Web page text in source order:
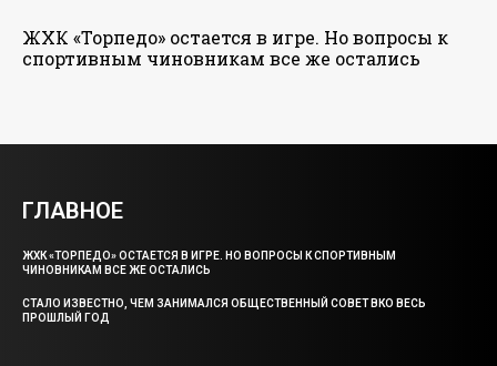
ЖХК «Торпедо» остается в игре. Но вопросы к
спортивным чиновникам все же остались
ГЛАВНОЕ
ЖХК «ТОРПЕДО» ОСТАЕТСЯ В ИГРЕ. НО ВОПРОСЫ К СПОРТИВНЫМ
ЧИНОВНИКАМ ВСЕ ЖЕ ОСТАЛИСЬ
СТАЛО ИЗВЕСТНО, ЧЕМ ЗАНИМАЛСЯ ОБЩЕСТВЕННЫЙ СОВЕТ ВКО ВЕСЬ
ПРОШЛЫЙ ГОД